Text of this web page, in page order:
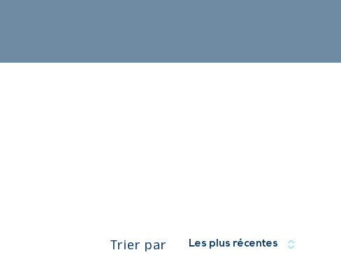
Trier par Les plus récentes